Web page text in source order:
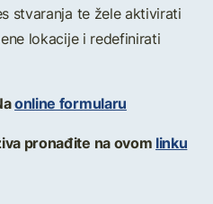
stvaranja te žele aktivirati
lokacije i redefinirati
online formularu
pronađite na ovom linku